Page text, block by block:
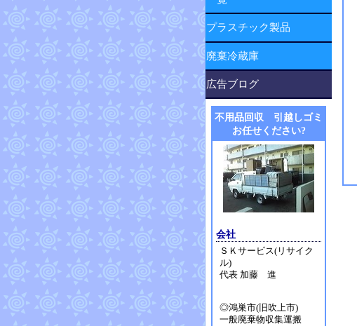
プラスチック製品
廃棄冷蔵庫
広告ブログ
不用品回収 引越しゴミ
お任せください?
会社
ＳＫサービス(リサイク
ル)
代表 加藤 進
◎鴻巣市(旧吹上市)
一般廃棄物収集運搬